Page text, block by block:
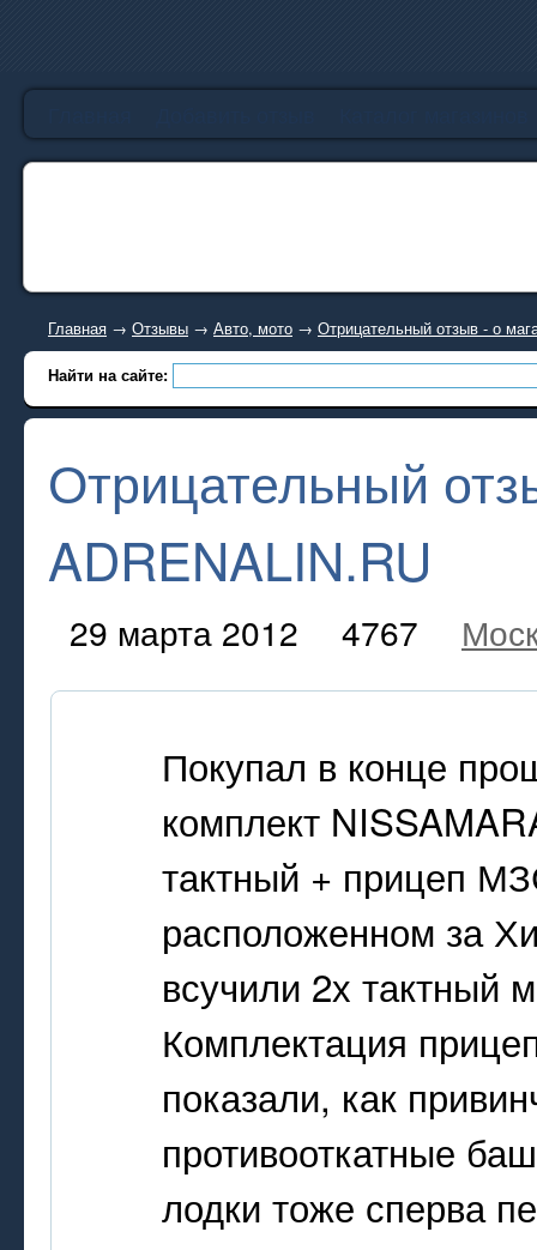
Главная → Отзывы → Авто, мото → Отрицательный отзыв - о
Найти на сайте:
Отрицательный
ADRENALIN.RU
29 марта 2012 4767
Покупал в конце
комплект
тактный + прицеп
расположенном за
всучили 2х тактный
Комплектация
показали, как
противооткатные
лодки тоже сперва